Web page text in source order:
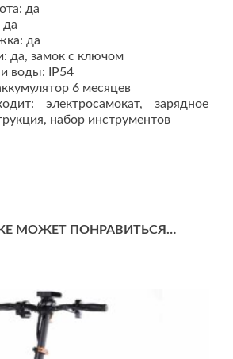
да
да
да
да, замок с ключом
воды: IP54
6 месяцев
электросамокат, зарядное
набор инструментов
МОЖЕТ ПОНРАВИТЬСЯ…